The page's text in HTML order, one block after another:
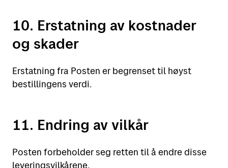
10. Erstatning av kostnader
og skader
Erstatning fra Posten er begrenset til høyst
bestillingens verdi.
11. Endring av vilkår
Posten forbeholder seg retten til å endre disse
leveringsvilkårene.